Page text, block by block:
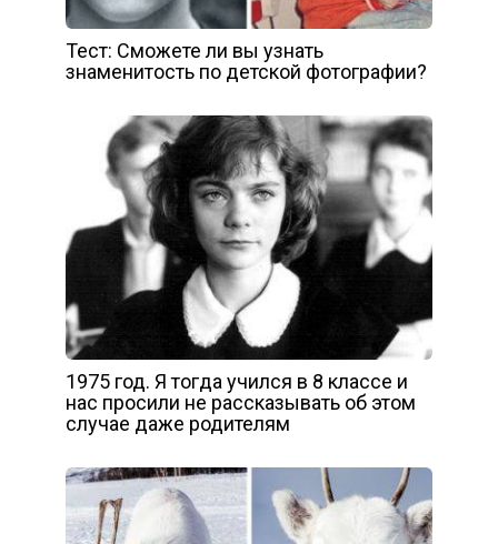
Тест: Сможете ли вы узнать
знаменитость по детской фотографии?
1975 год. Я тогда учился в 8 классе и
нас просили не рассказывать об этом
случае даже родителям